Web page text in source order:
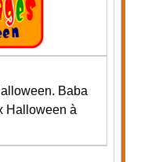
Baba
Halloween à